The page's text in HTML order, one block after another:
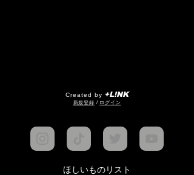
Created by +L!NK
​新規登録 / ログイン
ほしいものリスト